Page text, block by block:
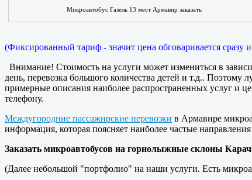
Микроавтобус Газель 13 мест Армавир заказать
(Фиксированный тариф - значит цена обговаривается сразу
Внимание! Стоимость на услуги может измениться в
день, перевозка большого количества детей и т.д..
примерные описания наиболее распространенных услуг и
телефону.
Междугородние пассажирские перевозки в Армавире
информация, которая поясняет наиболее частые
Заказать микроавтобусов на горнолыжные склоны
(Далее небольшой "портфолио" на наши услуги. Есть